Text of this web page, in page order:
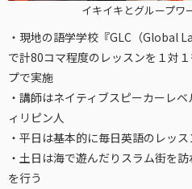
イキイキとグループワ
・現地の語学学校『GLC（Global
で計80コマ程度のレッスンを１対
プで実施
・講師はネイティブスピーカーレ
ィリピン人
・平日は基本的に毎日英語のレッ
・土日は海で遊んだりスラム街を
を行う